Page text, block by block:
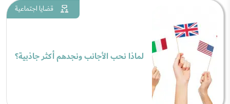
قضايا اجتماعية
لماذا نحب الأجانب ونجدهم أكثر جاذبية؟